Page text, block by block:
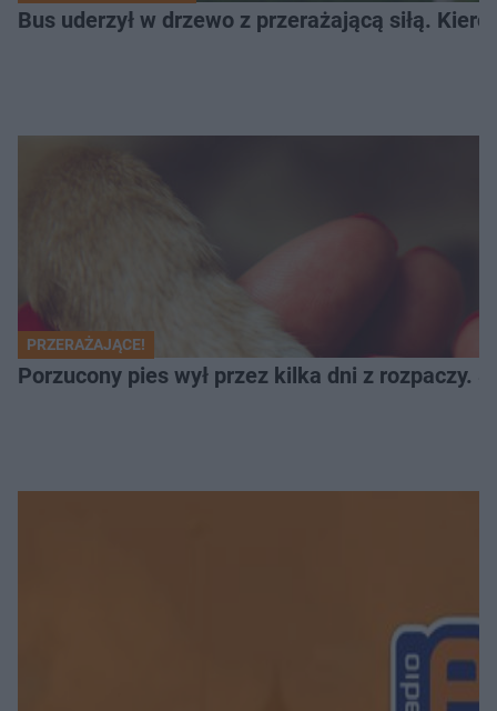
Bus uderzył w drzewo z przerażającą siłą.
PRZERAŻAJĄCE!
Porzucony pies wył przez kilka dni z rozpaczy.